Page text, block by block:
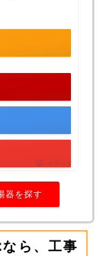
ポチップ
器を探す
ら、工事